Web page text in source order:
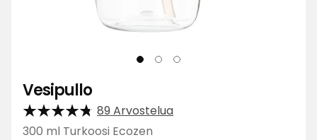
Vesipullo
89 Arvostelua
300 ml Turkoosi Ecozen